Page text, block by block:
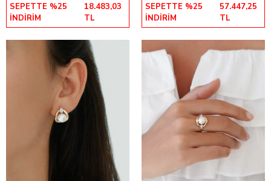
SEPETTE %25
İNDİRİM
18.483,03
TL
SEPETTE %25
İNDİRİM
57.447,25
TL